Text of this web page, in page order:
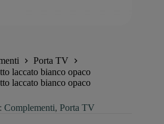
Porta TV
laccato bianco opaco
laccato bianco opaco
Complementi, Porta TV